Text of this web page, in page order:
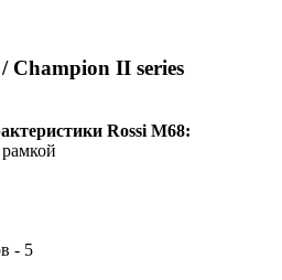
Champion II series
Rossi M68:
- 5